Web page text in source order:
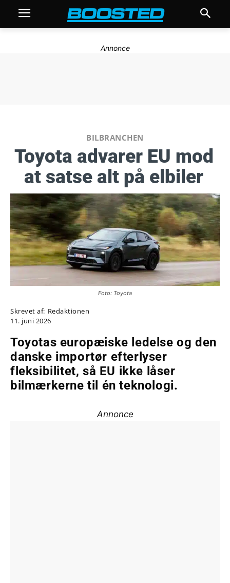
Annonce
BILBRANCHEN
Toyota advarer EU mod
at satse alt på elbiler
Foto: Toyota
Skrevet af: Redaktionen
11. juni 2026
Toyotas europæiske ledelse og den
danske importør efterlyser
fleksibilitet, så EU ikke låser
bilmærkerne til én teknologi.
Annonce